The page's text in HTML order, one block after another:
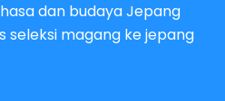
dan budaya Jepang
seleksi magang ke jepang